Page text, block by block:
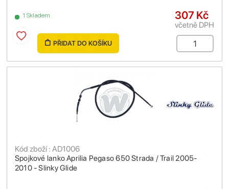
1 Skladem 307 Kč
včetně DPH
PŘIDAT DO KOŠÍKU
Spojkové lanko Aprilia Pegaso 650 Strada / Trail 2005-
2010 - Slinky Glide
Kód zboží : AD1006